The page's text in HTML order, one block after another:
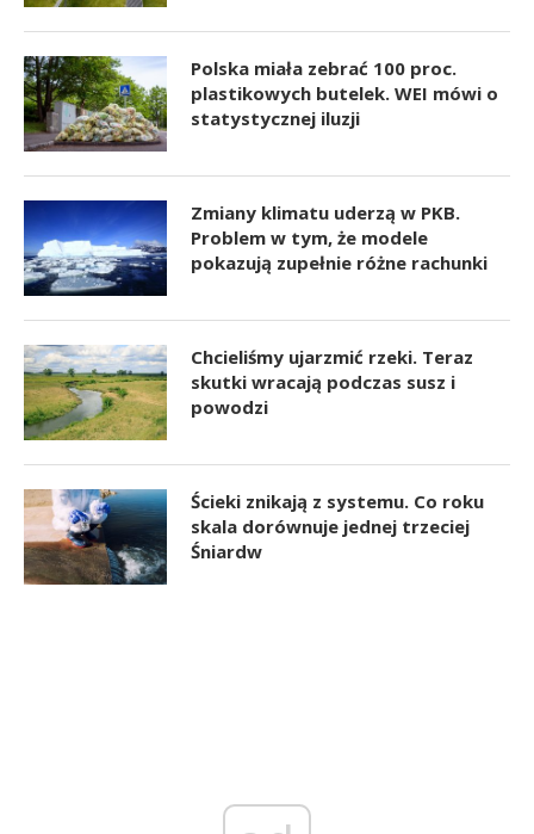
Polska miała zebrać 100 proc.
plastikowych butelek. WEI mówi o
statystycznej iluzji
Zmiany klimatu uderzą w PKB.
Problem w tym, że modele
pokazują zupełnie różne rachunki
Chcieliśmy ujarzmić rzeki. Teraz
skutki wracają podczas susz i
powodzi
Ścieki znikają z systemu. Co roku
skala dorównuje jednej trzeciej
Śniardw